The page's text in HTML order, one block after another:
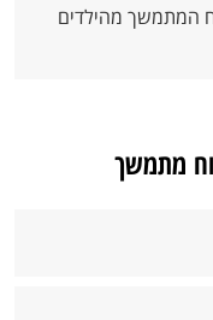
המתמשך מהילדים
מתמשך